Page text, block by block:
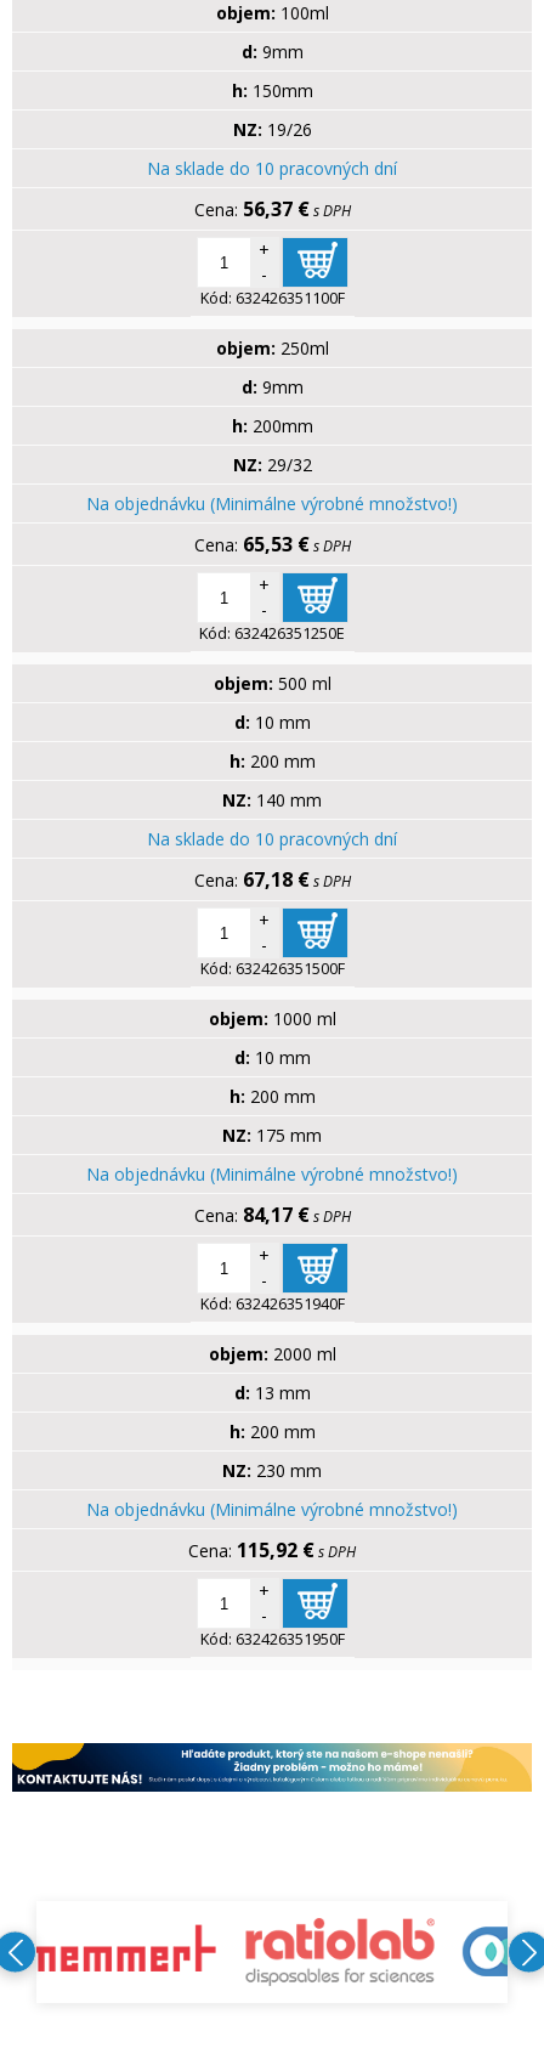
objem: 100ml
d: 9mm
h: 150mm
NZ: 19/26
Na sklade do 10 pracovných dní
56,37 € s DPH
+
-
Kód: 632426351100F
objem: 250ml
d: 9mm
h: 200mm
NZ: 29/32
Na objednávku (Minimálne výrobné množstvo!)
65,53 € s DPH
+
-
Kód: 632426351250E
objem: 500 ml
d: 10 mm
h: 200 mm
NZ: 140 mm
Na sklade do 10 pracovných dní
67,18 € s DPH
+
-
Kód: 632426351500F
objem: 1000 ml
d: 10 mm
h: 200 mm
NZ: 175 mm
Na objednávku (Minimálne výrobné množstvo!)
84,17 € s DPH
+
-
Kód: 632426351940F
objem: 2000 ml
d: 13 mm
h: 200 mm
NZ: 230 mm
Na objednávku (Minimálne výrobné množstvo!)
115,92 €s DPH
+
-
Kód: 632426351950F